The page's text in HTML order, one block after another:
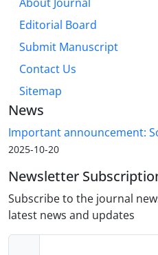
Editorial Board
Submit Manuscript
Contact Us
Sitemap
News
Important announcement:
2025-10-20
Newsletter
Subscribe to the journal
latest news and updates